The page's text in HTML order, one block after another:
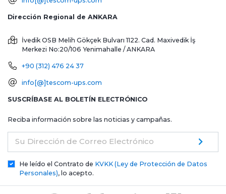
Dirección Regional de ANKARA
İvedik OSB Melih Gökçek Bulvarı 1122. Cad. Maxivedik İş
Merkezi No:20/106 Yenimahalle / ANKARA
+90 (312) 476 24 37
info[@]tescom-ups.com
SUSCRÍBASE AL BOLETÍN ELECTRÓNICO
Reciba información sobre las noticias y campañas.
Su Dirección de Correo Electrónico
He leído el Contrato de KVKK (Ley de Protección de Datos
Personales), lo acepto.